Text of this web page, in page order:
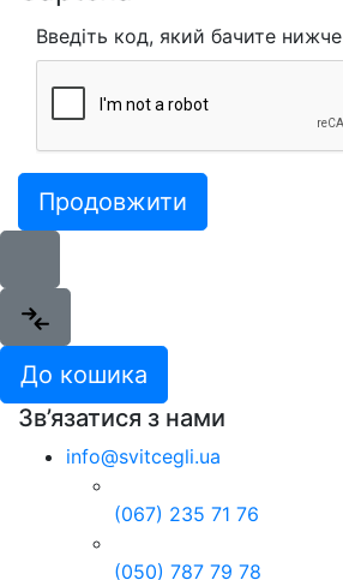
Введіть код, який бачите нижче
Продовжити
До кошика
Зв’язатися з нами
info@svitcegli.ua
(067) 235 71 76
(050) 787 79 78